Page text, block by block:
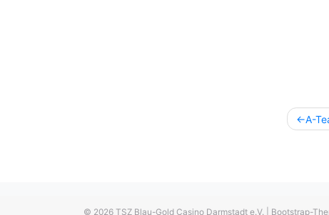
A-
© 2026 TSZ Blau-Gold Casino Darmstadt e.V. Bootstrap-